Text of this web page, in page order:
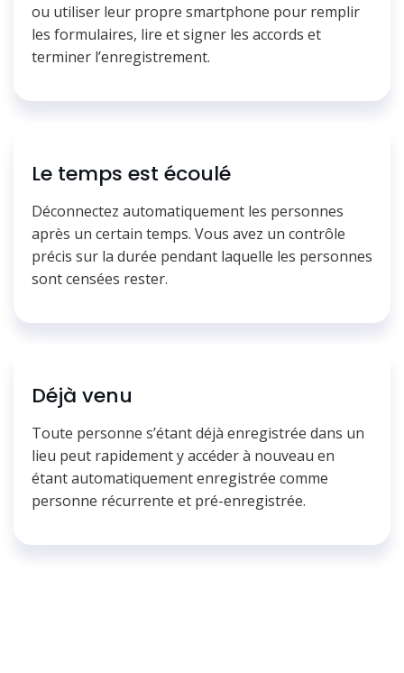
ou utiliser leur propre smartphone pour remplir
les formulaires, lire et signer les accords et
terminer l’enregistrement.
Le temps est écoulé
Déconnectez automatiquement les personnes
après un certain temps. Vous avez un contrôle
précis sur la durée pendant laquelle les personnes
sont censées rester.
Déjà venu
Toute personne s’étant déjà enregistrée dans un
lieu peut rapidement y accéder à nouveau en
étant automatiquement enregistrée comme
personne récurrente et pré-enregistrée.